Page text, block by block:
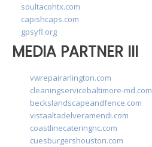
soultacohtx.com
capishcaps.com
gpsyfl.org
MEDIA PARTNER III
vwrepairarlington.com
cleaningservicebaltimore-md.com
beckslandscapeandfence.com
vistaaltadelveramendi.com
coastlinecateringnc.com
cuesburgershouston.com